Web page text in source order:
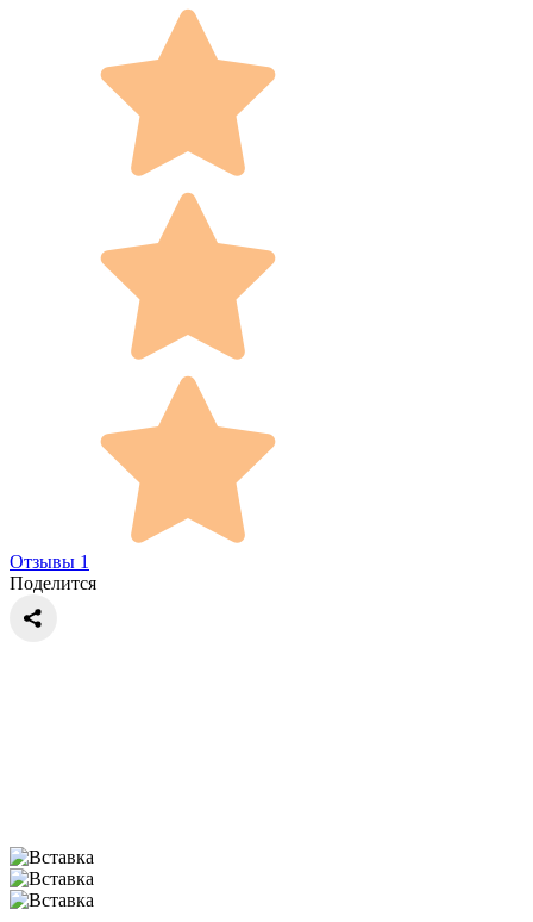
Отзывы 1
Поделится